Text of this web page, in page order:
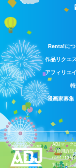
Renta!に
作品リクエ
アフィリエ
漫画家募集
ABJマーク
ツ使用許諾
6091713号
覧はこちら